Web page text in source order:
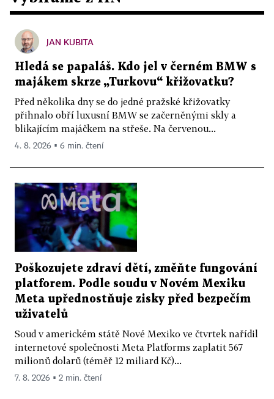
JAN KUBITA
Hledá se papaláš. Kdo jel v černém BMW s
majákem skrze „Turkovu“ křižovatku?
Před několika dny se do jedné pražské křižovatky
přihnalo obří luxusní BMW se začerněnými skly a
blikajícím majáčkem na střeše. Na červenou...
4. 8. 2026 ▪ 6 min. čtení
Poškozujete zdraví dětí, změňte fungování
platforem. Podle soudu v Novém Mexiku
Meta upřednostňuje zisky před bezpečím
uživatelů
Soud v americkém státě Nové Mexiko ve čtvrtek nařídil
internetové společnosti Meta Platforms zaplatit 567
milionů dolarů (téměř 12 miliard Kč)...
7. 8. 2026 ▪ 2 min. čtení